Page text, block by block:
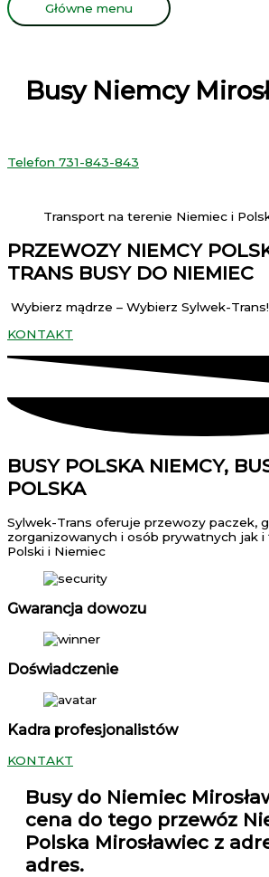
Główne menu
Busy Niemcy
Telefon 731-843-843
Transport na terenie Niemiec i
PRZEWOZY NIEMCY
TRANS BUSY DO NIEMIEC
Wybierz mądrze – Wybierz Sylwek-Trans!
KONTAKT
BUSY POLSKA NIEMCY,
POLSKA
Sylwek-Trans oferuje przewozy paczek,
zorganizowanych i osób prywatnych jak i
Polski i Niemiec
Gwarancja dowozu
Doświadczenie
Kadra profesjonalistów
KONTAKT
Busy do Niemiec
cena do tego przewóz
Polska Mirosławiec z
adres.